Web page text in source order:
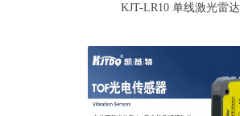
KJT-LR10 单线激光雷达